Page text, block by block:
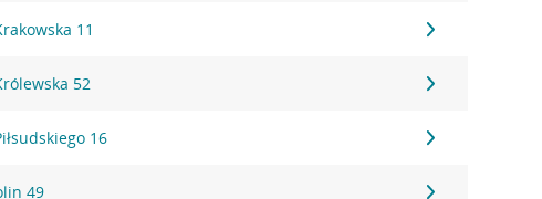
11
52
16
49